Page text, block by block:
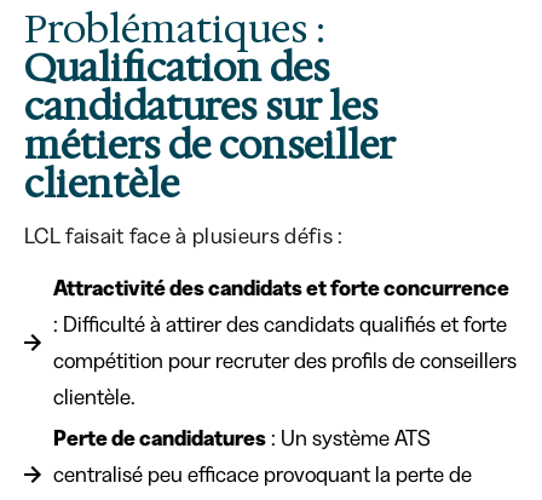
Problématiques :
Qualification des
candidatures sur les
métiers de conseiller
clientèle
LCL faisait face à plusieurs défis :
Attractivité des candidats et forte concurrence
: Difficulté à attirer des candidats qualifiés et forte
compétition pour recruter des profils de conseillers
clientèle.
Perte de candidatures: Un système ATS
centralisé peu efficace provoquant la perte de